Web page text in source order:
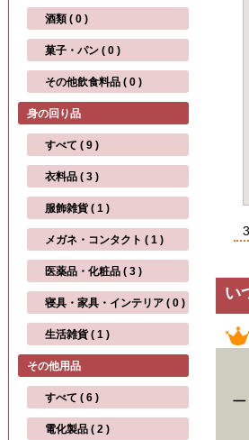
酒類 ( 0 )
菓子・パン ( 0 )
その他飲食料品 ( 0 )
身の回り品
すべて ( 9 )
衣料品 ( 3 )
服飾雑貨 ( 1 )
メガネ・コンタクト ( 1 )
医薬品・化粧品 ( 3 )
寝具・家具・インテリア ( 0 )
生活雑貨 ( 1 )
その他用品
すべて ( 6 )
電化製品 ( 2 )
い